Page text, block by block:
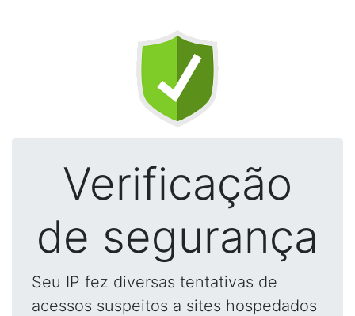
Verificação
de segurança
Seu IP fez diversas tentativas de
acessos suspeitos a sites hospedados